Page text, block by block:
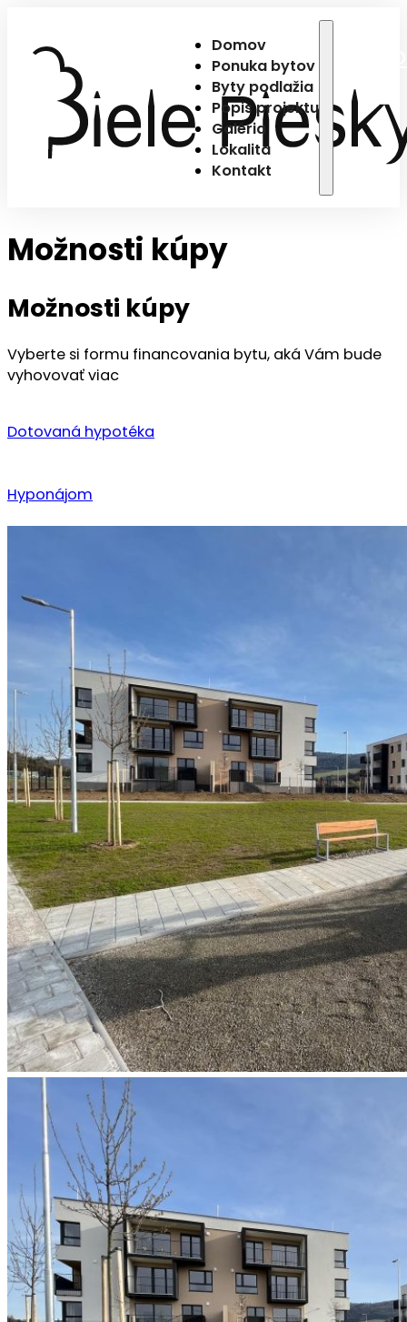
Domov
Ponuka bytov
Byty podlažia
Popis projektu
Galéria
Lokalita
Kontakt
Možnosti kúpy
Možnosti kúpy
Vyberte si formu financovania bytu, aká Vám bude
vyhovovať viac
Dotovaná hypotéka
Hyponájom